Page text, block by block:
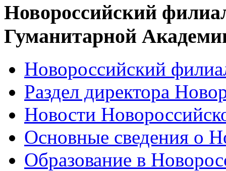
Новороссийский
Гуманитарной
Новороссийский
Раздел директора
Новости
Основные сведения о
Образование в